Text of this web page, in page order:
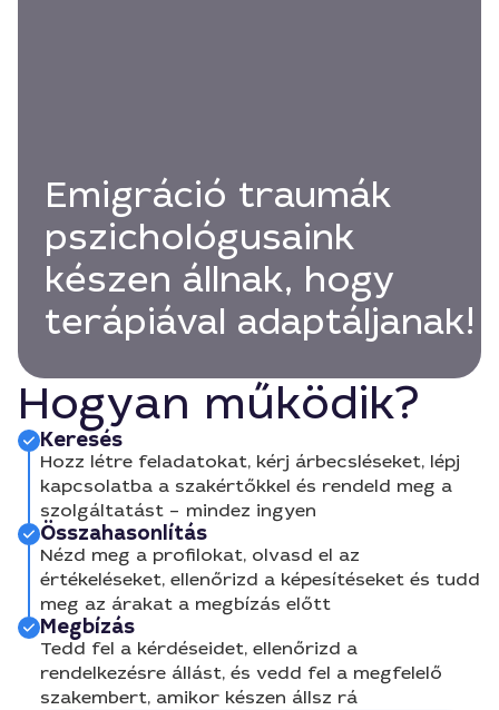
Emigráció traumák
pszichológusaink
készen állnak, hogy
terápiával adaptáljanak!
Hogyan működik?
Keresés
Hozz létre feladatokat, kérj árbecsléseket, lépj
kapcsolatba a szakértőkkel és rendeld meg a
szolgáltatást – mindez ingyen
Összahasonlítás
Nézd meg a profilokat, olvasd el az
értékeléseket, ellenőrizd a képesítéseket és tudd
meg az árakat a megbízás előtt
Megbízás
Tedd fel a kérdéseidet, ellenőrizd a
rendelkezésre állást, és vedd fel a megfelelő
szakembert, amikor készen állsz rá